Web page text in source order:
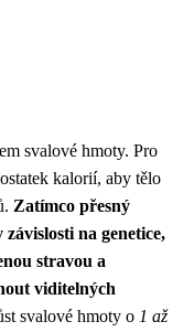
svalové hmoty. Pro
kalorií, aby tělo
Zatímco přesný
na genetice,
stravou a
viditelných
svalové hmoty o 1 až